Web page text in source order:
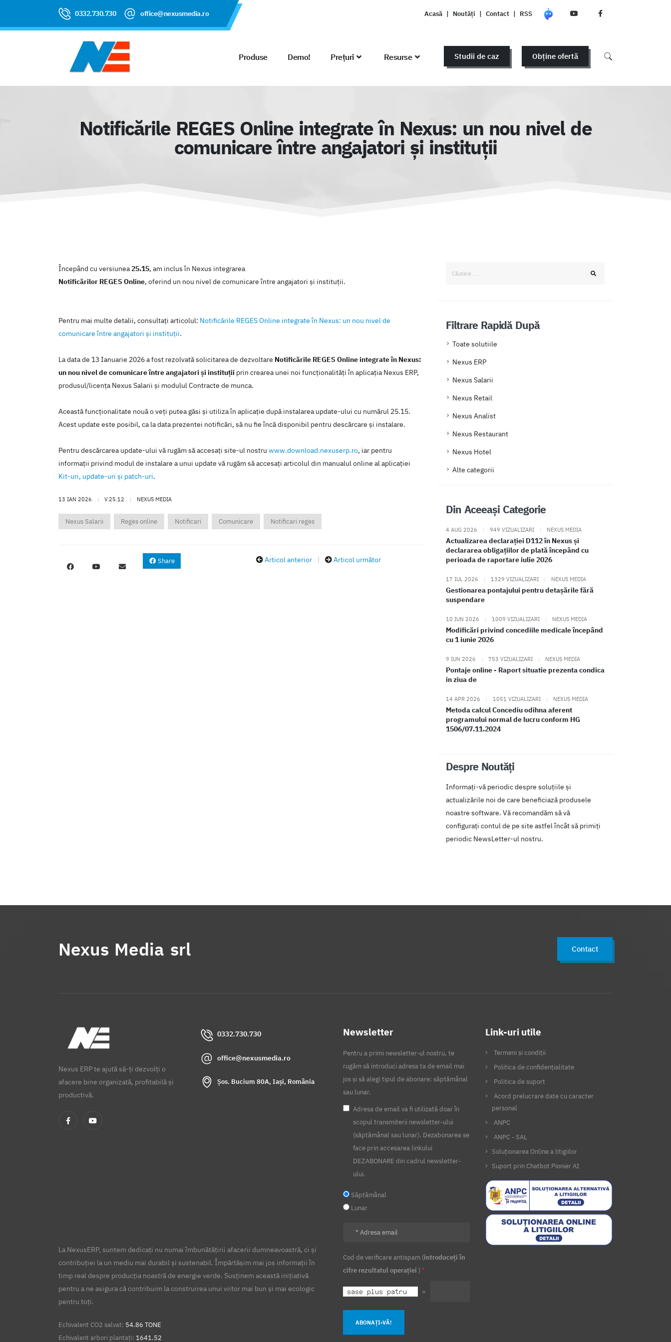
0332.730.730 office@nexusmedia.ro Acasă | Noutăți | Contact | RSS
Produse Demo! Prețuri Resurse Studii de caz Obține ofertă
Notificările REGES Online integrate în Nexus: un nou nivel de
comunicare între angajatori și instituții
Începând cu versiunea25.15, am inclus în Nexus integrarea
Notificărilor REGES Online, oferind un nou nivel de comunicare între angajatori și instituții.
Pentru mai multe detalii, consultaţi articolul: Notificările REGES Online integrate în Nexus: un nou nivel de
comunicare între angajatori și instituții.
La data de 13 Ianuarie 2026 a fost rezolvată solicitarea de dezvoltare Notificările REGES Online integrate în Nexus:
un nou nivel de comunicare între angajatori și instituții prin crearea unei noi funcţionalităţi în aplicaţia Nexus ERP,
produsul/licenţa Nexus Salarii şi modulul Contracte de munca.
Această funcţionalitate nouă o veţi putea găsi şi utiliza în aplicaţie după instalarea update-ului cu numărul 25.15.
Acest update este posibil, ca la data prezentei notificări, să nu fie încă disponibil pentru descărcare şi instalare.
Pentru descărcarea update-ului vă rugăm să accesaţi site-ul nostru www.download.nexuserp.ro, iar pentru
informaţii privind modul de instalare a unui update vă rugăm să accesaţi articolul din manualul online al aplicaţiei
Kit-uri, update-uri şi patch-uri.
13 IAN 2026 | V.25.12 | NEXUS MEDIA
Nexus Salarii Reges online Notificari Comunicare Notificari reges
Share Articol anterior | Articol următor
Filtrare Rapidă După
Toate solutiile
Nexus ERP
Nexus Salarii
Nexus Retail
Nexus Analist
Nexus Restaurant
Nexus Hotel
Alte categorii
Din Aceeași Categorie
4 AUG 2026 | 949 VIZUALIZARI | NEXUS MEDIA
Actualizarea declarației D112 în Nexus și
declararea obligațiilor de plată începând cu
perioada de raportare iulie 2026
17 IUL 2026 | 1329 VIZUALIZARI | NEXUS MEDIA
Gestionarea pontajului pentru detașările fără
suspendare
10 IUN 2026 | 1009 VIZUALIZARI | NEXUS MEDIA
Modificări privind concediile medicale începând
cu 1 iunie 2026
9 IUN 2026 | 753 VIZUALIZARI | NEXUS MEDIA
Pontaje online - Raport situatie prezenta condica
in ziua de
14 APR 2026 | 1051 VIZUALIZARI | NEXUS MEDIA
Metoda calcul Concediu odihna aferent
programului normal de lucru conform HG
1506/07.11.2024
Despre Noutăți
Informați-vă periodic despre soluțiile și
actualizările noi de care beneficiază produsele
noastre software. Vă recomandăm să vă
configurați contul de pe site astfel încât să primiți
periodic NewsLetter-ul nostru.
Nexus Media srl Contact
Nexus ERP te ajută să-ți dezvolți o
afacere bine organizată, profitabilă și
productivă.
0332.730.730
office@nexusmedia.ro
Șos. Bucium 80A, Iași, România
Newsletter
Pentru a primi newsletter-ul nostru, te
rugăm să introduci adresa ta de email mai
jos și să alegi tipul de abonare: săptămânal
sau lunar.
Adresa de email va fi utilizată doar în
scopul transmiterii newsletter-ului
(săptămânal sau lunar). Dezabonarea se
face prin accesarea linkului
DEZABONARE din cadrul newsletter-
ului.
Săptămânal
Lunar
Cod de verificare antispam (introduceți în
cifre rezultatul operației ) *
=
ABONAȚI-VĂ!
Link-uri utile
Termeni și condiții
Politica de confidențialitate
Politica de suport
Acord prelucrare date cu caracter
personal
ANPC
ANPC - SAL
Soluționarea Online a litigiilor
Suport prin Chatbot Pionier AI
La NexusERP, suntem dedicați nu numai îmbunătățirii afacerii dumneavoastră, ci și
contribuției la un mediu mai durabil și sustenabil. Împărtășim mai jos informații în
timp real despre producția noastră de energie verde. Susținem această inițiativă
pentru a ne asigura că contribuim la construirea unui viitor mai bun și mai ecologic
pentru toți.
Echivalent CO2 salvat: 54.86 TONE
Echivalent arbori plantați: 1641.52